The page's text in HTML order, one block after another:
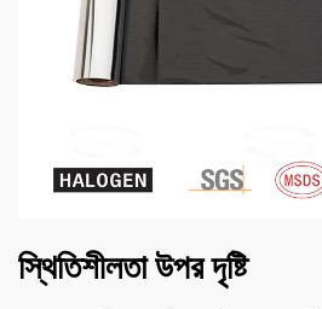
স্থিতিশীলতা উপর দৃষ্টি